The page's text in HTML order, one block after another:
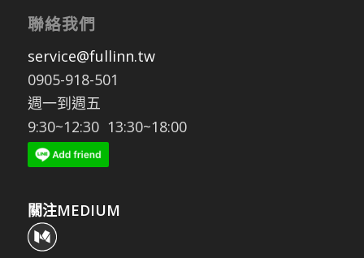
聯絡我們
service@fullinn.tw
0905-918-501
週一到週五
9:30~12:30 13:30~18:00
關注MEDIUM